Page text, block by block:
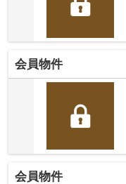
会員物件
会員物件